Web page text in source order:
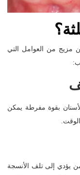
مزيج من العوامل التي
بقوة مفرطة يمكن
يؤدي إلى تلف الأنسجة